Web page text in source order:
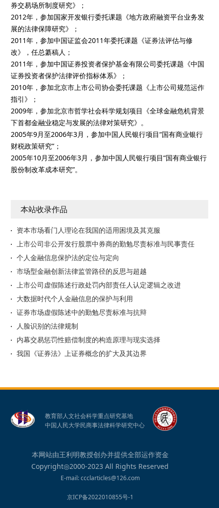
券交易场所制度研究》；
2012年，参加国家开发银行委托课题《地方政府融资平台业务发
展的法律保障研究》；
2011年，参加中国证监会2011年委托课题《证券法评估与修
改》，任总纂稿人；
2011年，参加中国证券投资者保护基金有限公司委托课题《中国
证券投资者保护法律评价指标体系》；
2010年，参加北京市上市公司协会委托课题《上市公司规范运作
指引》；
2009年，参加北京市哲学社会科学规划项目《全球金融危机背景
下首都金融业稳定与发展的法律对策研究》。
2005年9月至2006年3月，参加中国人民银行项目“国有商业银行
财税政策研究”；
2005年10月至2006年3月，参加中国人民银行项目“国有商业银行
股份制改革成本研究”。
本站收录作品
资本市场看门人理论在我国的适用困境及其克服
上市公司非公开发行股票中券商的勤勉尽责标准与民事责任
个人金融信息保护法的定位与定向
市场型金融创新法律监管路径的反思与超越
上市公司虚假陈述行政处罚内部责任人认定逻辑之改进
大数据时代个人金融信息的保护与利用
证券市场虚假陈述中的勤勉尽责标准与抗辩
人脸识别的法律规制
内幕交易惩罚性赔偿制度的构造原理与现实选择
我国《证券法》上证券概念的扩大及其边界
教育部人文社会科学重点研究基地
中国人民大学民商事法律科学研究中心
本网站由王利明教授创办并提供全部运作资金
Copyright◎2000-2023 All Rights Reserved
E-mail: ccclarticles@126.com
京ICP备2022010855号-1